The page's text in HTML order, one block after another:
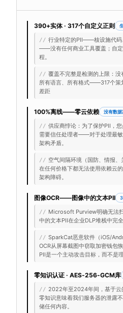
390+实体 · 317个自定义正则
// 行业特定的PII——核设施代码
——没有任何商业工具覆盖；自
程。
// 覆盖不完整是检测的上限：没
所有语言、所有格式——317个策
差距
100%离线——零云依赖 没有数
// 供应商悖论：为了保护PII，
需要信任处理者——对于处理最
架构矛盾。
// 空气间隔环境（国防、情报、
在任何价格下都无法使用依赖云
架构障碍。
图像OCR——图像中的文本PII
// Microsoft Purview明确无法
中的文本PII在企业DLP堆栈中完全
// SparkCat恶意软件（iOS/
OCR从屏幕截图中窃取加密钱
PII是一个主动攻击目标，而不是理
零知识认证 · AES-256-GCM库
// 2022年至2024年间，基于
零知识意味着我们服务器的泄露
储任何内容。